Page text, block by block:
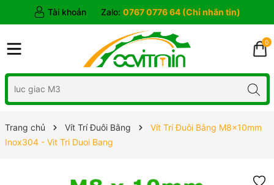
Tài khoản Zalo: 0767 0776 64 (Chỉ nhắn tin)
0
Trang chủ Vít Trí Đuôi Bằng
Vít Trí Đuôi Bằng M8x10mm
Inox304 - Vit Tri Duoi Bang